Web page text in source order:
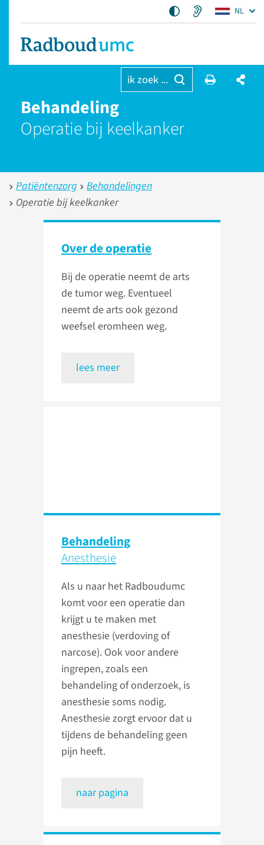
NL
ik zoek ...
Behandeling
Operatie bij keelkanker
Patiëntenzorg
Behandelingen
Operatie bij keelkanker
Over de operatie
Bij de operatie neemt de arts
de tumor weg. Eventueel
neemt de arts ook gezond
weefsel eromheen weg.
lees meer
Behandeling
Anesthesie
Als u naar het Radboudumc
komt voor een operatie dan
krijgt u te maken met
anesthesie (verdoving of
narcose). Ook voor andere
ingrepen, zoals een
behandeling of onderzoek, is
anesthesie soms nodig.
Anesthesie zorgt ervoor dat u
tijdens de behandeling geen
pijn heeft.
naar pagina